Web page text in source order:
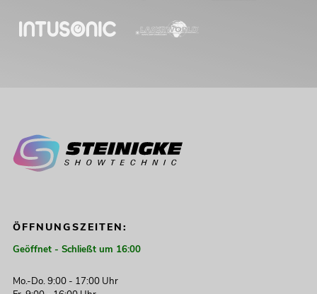
ÖFFNUNGSZEITEN:
Geöffnet - Schließt um 16:00
Mo.-Do. 9:00 - 17:00 Uhr